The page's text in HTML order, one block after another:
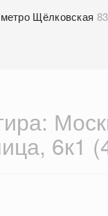
Щёлковская 83
6к1